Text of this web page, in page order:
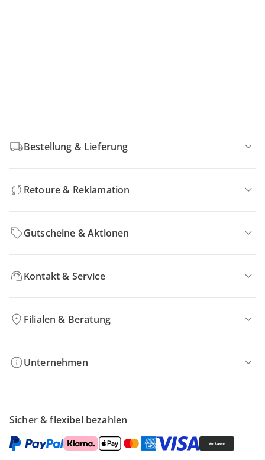
Bestellung & Lieferung
Retoure & Reklamation
Gutscheine & Aktionen
Kontakt & Service
Filialen & Beratung
Unternehmen
Sicher & flexibel bezahlen